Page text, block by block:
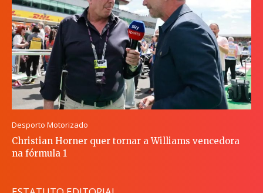
Desporto Motorizado
Christian Horner quer tornar a Williams vencedora
na fórmula 1